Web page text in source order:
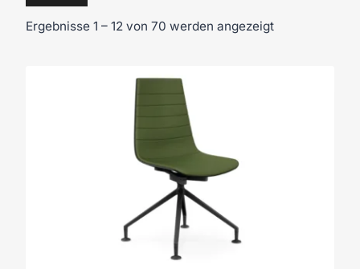
Ergebnisse 1 – 12 von 70 werden angezeigt